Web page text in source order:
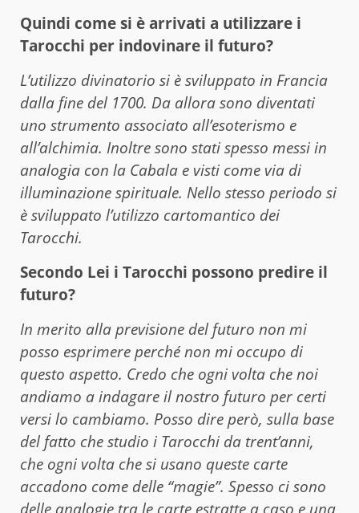
Quindi come si è arrivati a utilizzare i
Tarocchi per indovinare il futuro?
L’utilizzo divinatorio si è sviluppato in Francia
dalla fine del 1700. Da allora sono diventati
uno strumento associato all’esoterismo e
all’alchimia. Inoltre sono stati spesso messi in
analogia con la Cabala e visti come via di
illuminazione spirituale. Nello stesso periodo si
è sviluppato l’utilizzo cartomantico dei
Tarocchi.
Secondo Lei i Tarocchi possono predire il
futuro?
In merito alla previsione del futuro non mi
posso esprimere perché non mi occupo di
questo aspetto. Credo che ogni volta che noi
andiamo a indagare il nostro futuro per certi
versi lo cambiamo. Posso dire però, sulla base
del fatto che studio i Tarocchi da trent’anni,
che ogni volta che si usano queste carte
accadono come delle “magie”. Spesso ci sono
delle analogie tra le carte estratte a caso e una